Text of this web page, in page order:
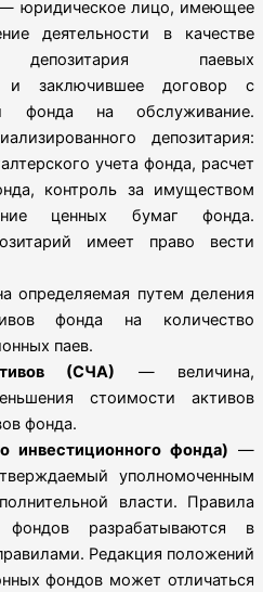
юридическое лицо, имеющее
деятельности в качестве
депозитария паевых
и заключившее договор с
фонда на обслуживание.
депозитария:
учета фонда, расчет
контроль за имуществом
ценных бумаг фонда.
имеет право вести
определяемая путем деления
фонда на количество
паев.
(СЧА) — величина,
стоимости активов
фонда.
инвестиционного фонда) —
уполномоченным
власти. Правила
фондов разрабатываются в
Редакция положений
фондов может отличаться